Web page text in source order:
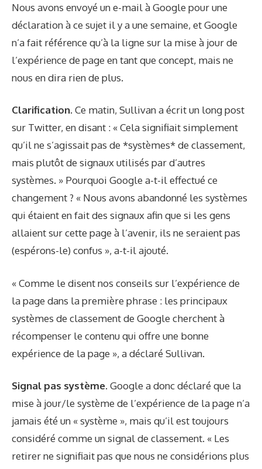
Nous avons envoyé un e-mail à Google pour une
déclaration à ce sujet il y a une semaine, et Google
n’a fait référence qu’à la ligne sur la mise à jour de
l’expérience de page en tant que concept, mais ne
nous en dira rien de plus.
Clarification. Ce matin, Sullivan a écrit un long post
sur Twitter, en disant : « Cela signifiait simplement
qu’il ne s’agissait pas de *systèmes* de classement,
mais plutôt de signaux utilisés par d’autres
systèmes. » Pourquoi Google a-t-il effectué ce
changement ? « Nous avons abandonné les systèmes
qui étaient en fait des signaux afin que si les gens
allaient sur cette page à l’avenir, ils ne seraient pas
(espérons-le) confus », a-t-il ajouté.
« Comme le disent nos conseils sur l’expérience de
la page dans la première phrase : les principaux
systèmes de classement de Google cherchent à
récompenser le contenu qui offre une bonne
expérience de la page », a déclaré Sullivan.
Signal pas système. Google a donc déclaré que la
mise à jour/le système de l’expérience de la page n’a
jamais été un « système », mais qu’il est toujours
considéré comme un signal de classement. « Les
retirer ne signifiait pas que nous ne considérions plus